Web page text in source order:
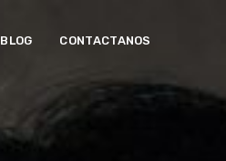
BLOG CONTACTANOS